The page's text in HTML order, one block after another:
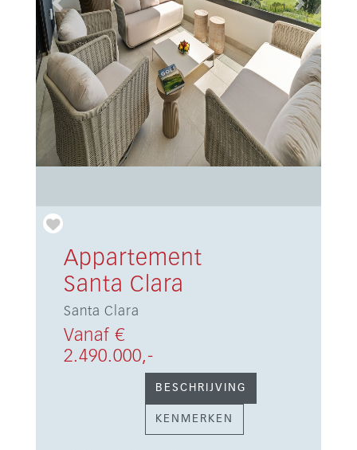
Previous Next
Appartement
Santa Clara
Santa Clara
Vanaf €
2.490.000,-
BESCHRIJVING
KENMERKEN